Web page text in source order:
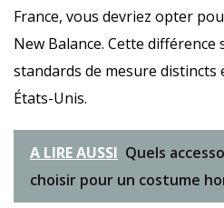
France, vous devriez opter
New Balance. Cette différence
standards de mesure distincts
États-Unis.
A LIRE AUSSI Quels
choisir pour un costume